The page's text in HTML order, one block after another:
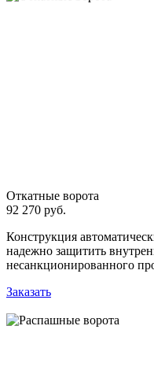
Откатные ворота
92 270 руб.
Конструкция
надежно защитить
несанкционированного
Заказать